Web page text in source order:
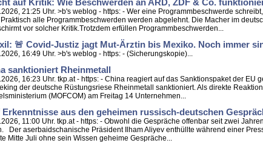
auf Kritik: Wie Beschwerden an ARD, ZDF & Co.
21:25 Uhr. >b's weblog - https: - Wer eine Programmbeschwerde
alle Programmbeschwerden werden abgelehnt. Die Macher im
vor solcher Kritik.Trotzdem erfüllen Programmbeschwerden...
🚨 Covid-Justiz jagt Mut-Ärztin bis Mexiko. Noch immer
16:49 Uhr. >b's weblog - https: - (Sicherungskopie)...
sanktioniert Rheinmetall
16:23 Uhr. tkp.at - https: - China reagiert auf das Sanktionspaket der
der deutsche Rüstungsriese Rheinmetall sanktioniert. Als direkte
(MOFCOM) am Freitag 14 Unternehmen...
Erkenntnisse aus den geheimen russisch-deutschen
11:00 Uhr. tkp.at - https: - Obwohl die Gespräche offenbar seit zwei
Der aserbaidschanische Präsident Ilham Aliyev enthüllte während einer
Mitte Juli ohne sein Wissen geheime Gespräche...